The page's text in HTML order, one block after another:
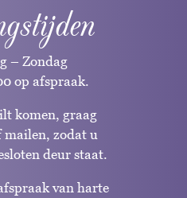
– Zondag
op afspraak.
komen, graag
mailen, zodat u
deur staat.
van harte